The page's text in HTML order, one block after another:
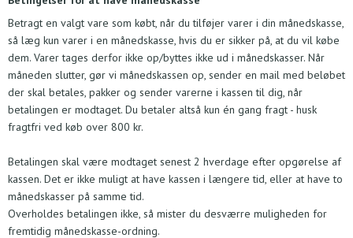
Betragt en valgt vare som købt, når du tilføjer varer i din månedskasse,
så læg kun varer i en månedskasse, hvis du er sikker på, at du vil købe
dem. Varer tages derfor ikke op/byttes ikke ud i månedskasser. Når
måneden slutter, gør vi månedskassen op, sender en mail med beløbet
der skal betales, pakker og sender varerne i kassen til dig, når
betalingen er modtaget. Du betaler altså kun én gang fragt - husk
fragtfri ved køb over 800 kr.
Betalingen skal være modtaget senest 2 hverdage efter opgørelse af
kassen. Det er ikke muligt at have kassen i længere tid, eller at have to
månedskasser på samme tid.
Overholdes betalingen ikke, så mister du desværre muligheden for
fremtidig månedskasse-ordning.